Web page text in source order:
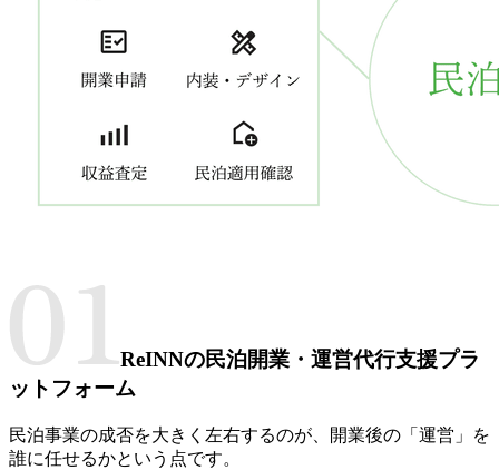
ReINNの民泊開業・運営代行支援プラ
ットフォーム
民泊事業の成否を大きく左右するのが、開業後の「運営」を
誰に任せるかという点です。